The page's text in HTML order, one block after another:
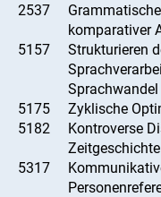
2537
komparativer
5157
Strukturieren
Sprachwandel
5175
Zyklische
5182
Kontroverse
5317